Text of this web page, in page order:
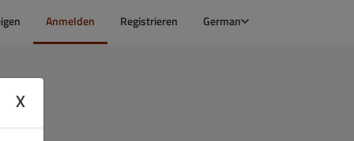
Anmelden Registrieren German
X